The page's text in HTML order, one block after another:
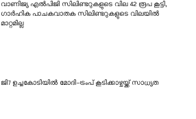
വാണിജ്യ എൽപിജി സിലിണ്ടറുകളുടെ വില 42 രൂപ കൂട്ടി,
ഗാർഹിക പാചകവാതക സിലിണ്ടറുകളുടെ വിലയിൽ
മാറ്റമില്ല
ജി7 ഉച്ചകോടിയിൽ മോദി-ട്രംപ് കൂടിക്കാഴ്ചയ്ക്ക് സാധ്യത